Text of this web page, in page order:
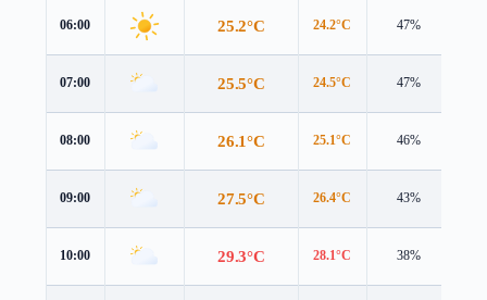
06:00 25.2°C 24.2°C 47%
07:00 25.5°C 24.5°C 47%
08:00 26.1°C 25.1°C 46%
09:00 27.5°C 26.4°C 43%
10:00 29.3°C 28.1°C 38%